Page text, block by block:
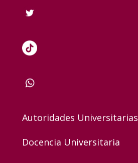
Autoridades Universitarias
Docencia Universitaria